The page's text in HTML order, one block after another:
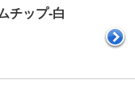
チップ-白